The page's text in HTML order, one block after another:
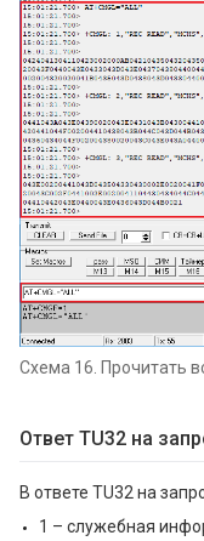
Схема 16. Прочитать
Ответ TU32 на
В ответе TU32 на
1 – служебная